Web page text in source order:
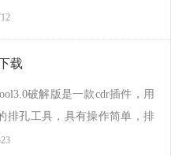
X4、X5、X6、X7、x8等较新
魔镜插件2021vip破解版插件
编译，所以勿需vba的组...
载
破解版是一款cdr插件，用
排孔工具，具有操作简单，排
，具有强大的功能，